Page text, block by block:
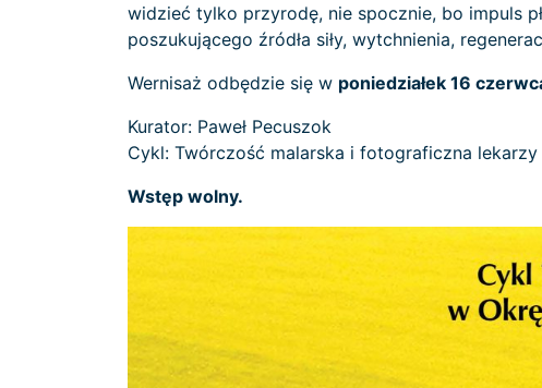
widzieć tylko przyrodę, nie spocznie, bo impuls
poszukującego źródła siły, wytchnienia,
Wernisaż odbędzie się w poniedziałek 16
Kurator: Paweł Pecuszok
Cykl: Twórczość malarska i fotograficzna
Wstęp wolny.